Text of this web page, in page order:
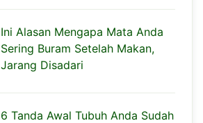
Ini Alasan Mengapa Mata Anda
Sering Buram Setelah Makan,
Jarang Disadari
6 Tanda Awal Tubuh Anda Sudah